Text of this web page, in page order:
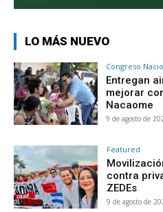
LO MÁS NUEVO
Congreso
Entregan
mejorar
Nacaome
9 de agosto de
Featured
contra
ZEDEs
9 de agosto de